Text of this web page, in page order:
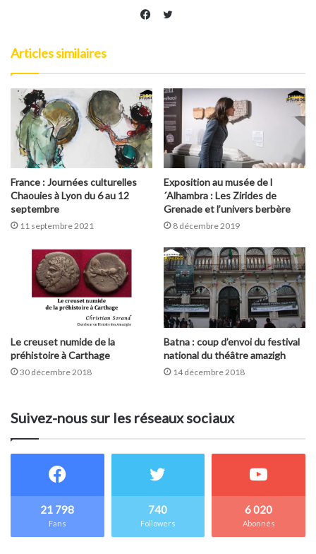
Twitter
Articles similaires
France : Journées culturelles
Chaouies à Lyon du 6 au 12
septembre
11 septembre 2021
Exposition au musée de l
´Alhambra : Les Zirides de
Grenade et l’univers berbère
8 décembre 2019
Le creuset numide de la
préhistoire à Carthage
30 décembre 2018
Batna : coup d’envoi du festival
national du théâtre amazigh
14 décembre 2018
Suivez-nous sur les réseaux sociaux
21 798
Fans
740
Followers
6 020
Abonnés